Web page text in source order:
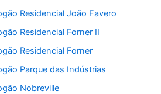
Residencial João Favero
Residencial Forner II
Residencial Forner
Parque das Indústrias
Nobreville